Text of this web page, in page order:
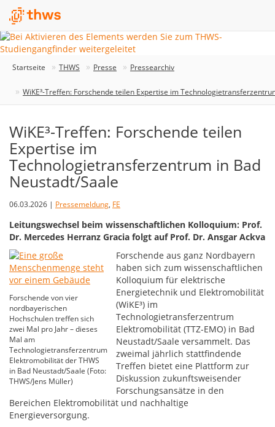
Startseite THWS Presse Pressearchiv
WiKE³-Treffen: Forschende teilen Expertise im
WiKE³-Treffen: Forschende teilen
Expertise im
Technologietransferzentrum in Bad
Neustadt/Saale
06.03.2026 | Pressemeldung, FE
Leitungswechsel beim wissenschaftlichen Kolloquium: Prof.
Dr. Mercedes Herranz Gracia folgt auf Prof. Dr. Ansgar Ackva
Forschende von vier
nordbayerischen
Hochschulen treffen sich
zwei Mal pro Jahr – dieses
Mal am
Technologietransferzentrum
Elektromobilität der THWS
in Bad Neustadt/Saale (Foto:
THWS/Jens Müller)
Forschende aus ganz Nordbayern
haben sich zum wissenschaftlichen
Kolloquium für elektrische
Energietechnik und Elektromobilität
(WiKE³) im
Technologietransferzentrum
Elektromobilität (TTZ-EMO) in Bad
Neustadt/Saale versammelt. Das
zweimal jährlich stattfindende
Treffen bietet eine Plattform zur
Diskussion zukunftsweisender
Forschungsansätze in den
Bereichen Elektromobilität und nachhaltige
Energieversorgung.